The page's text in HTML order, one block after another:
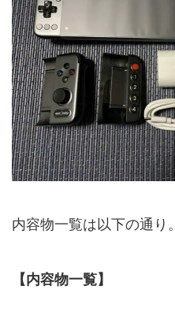
内容物一覧は以下の通り。
【内容物一覧】